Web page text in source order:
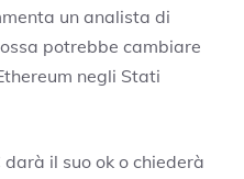
un analista di
potrebbe cambiare
negli Stati
il suo ok o chiederà